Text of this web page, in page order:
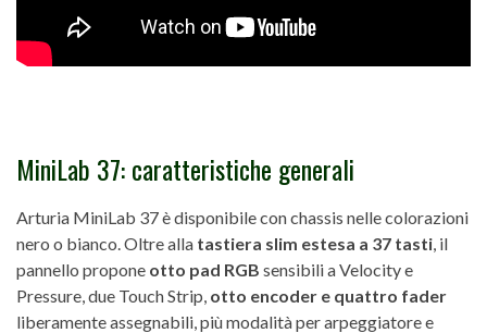
MiniLab 37: caratteristiche generali
Arturia MiniLab 37 è disponibile con chassis nelle colorazioni
nero o bianco. Oltre alla tastiera slim estesa a 37 tasti , il
pannello propone otto pad RGB sensibili a Velocity e
Pressure, due Touch Strip, otto encoder e quattro fader
liberamente assegnabili, più modalità per arpeggiatore e